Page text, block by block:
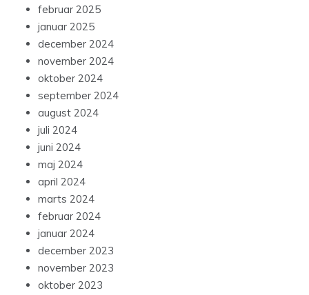
februar 2025
januar 2025
december 2024
november 2024
oktober 2024
september 2024
august 2024
juli 2024
juni 2024
maj 2024
april 2024
marts 2024
februar 2024
januar 2024
december 2023
november 2023
oktober 2023